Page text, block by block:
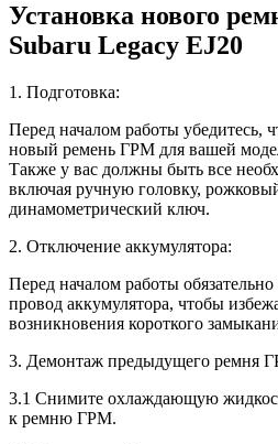
Установка нового
Subaru Legacy EJ20
1. Подготовка:
Перед началом работы убедитесь,
новый ремень ГРМ для вашей
Также у вас должны быть все
включая ручную головку,
динамометрический ключ.
2. Отключение аккумулятора:
Перед началом работы
провод аккумулятора, чтобы
возникновения короткого
3. Демонтаж предыдущего ремня
3.1 Снимите охлаждающую
к ремню ГРМ.